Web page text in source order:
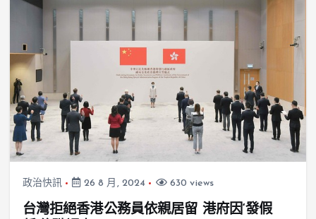
政治快訊 26 8 月, 2024 630 views
台灣拒絕香港公務員依親居留 港府因‘發假